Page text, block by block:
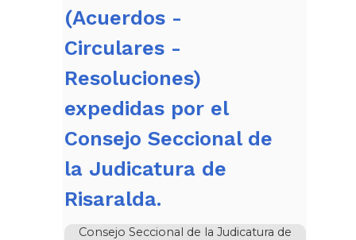
(Acuerdos -
Circulares -
Resoluciones)
expedidas por el
Consejo Seccional de
la Judicatura de
Risaralda.
Consejo Seccional de la Judicatura de